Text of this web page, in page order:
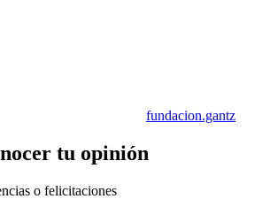
fundacion.gantz
tu opinión
o felicitaciones